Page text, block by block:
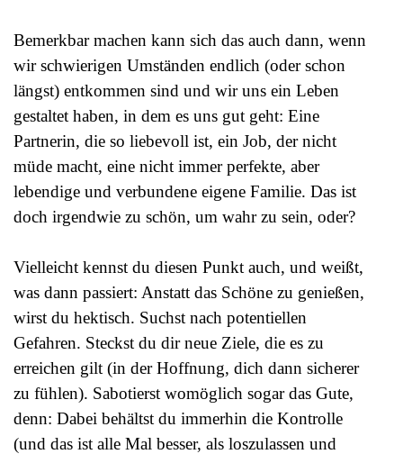
Bemerkbar machen kann sich das auch dann, wenn
wir schwierigen Umständen endlich (oder schon
längst) entkommen sind und wir uns ein Leben
gestaltet haben, in dem es uns gut geht: Eine
Partnerin, die so liebevoll ist, ein Job, der nicht
müde macht, eine nicht immer perfekte, aber
lebendige und verbundene eigene Familie. Das ist
doch irgendwie zu schön, um wahr zu sein, oder?
Vielleicht kennst du diesen Punkt auch, und weißt,
was dann passiert: Anstatt das Schöne zu genießen,
wirst du hektisch. Suchst nach potentiellen
Gefahren. Steckst du dir neue Ziele, die es zu
erreichen gilt (in der Hoffnung, dich dann sicherer
zu fühlen). Sabotierst womöglich sogar das Gute,
denn: Dabei behältst du immerhin die Kontrolle
(und das ist alle Mal besser, als loszulassen und